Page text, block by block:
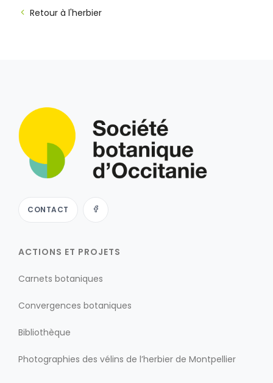
Retour à l'herbier
CONTACT
ACTIONS ET PROJETS
Carnets botaniques
Convergences botaniques
Bibliothèque
Photographies des vélins de l’herbier de Montpellier